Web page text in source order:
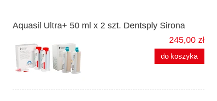
Aquasil Ultra+ 50 ml x 2 szt. Dentsply Sirona
245,00 zł
do koszyka